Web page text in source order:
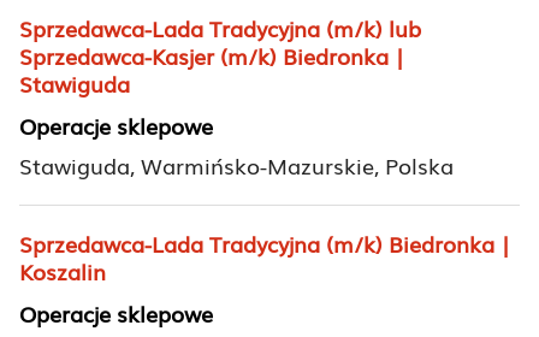
Sprzedawca-Lada Tradycyjna (m/k) lub
Sprzedawca-Kasjer (m/k) Biedronka |
Stawiguda
Operacje sklepowe
Stawiguda, Warmińsko-Mazurskie, Polska
Sprzedawca-Lada Tradycyjna (m/k) Biedronka |
Koszalin
Operacje sklepowe